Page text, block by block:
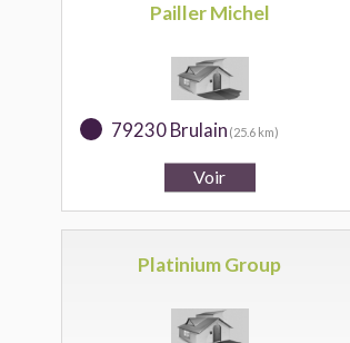
Pailler Michel
79230 Brulain (25.6 km)
Platinium Group